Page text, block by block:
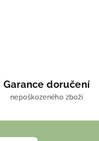
Garance doručení
nepoškozeného zboží